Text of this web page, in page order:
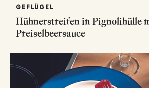
GEFLÜGEL
Hühnerstreifen in Pignolihülle
Preiselbeersauce